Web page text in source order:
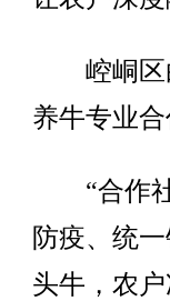
崆峒区白
养牛专业
“合作社
防疫、统
头牛，农